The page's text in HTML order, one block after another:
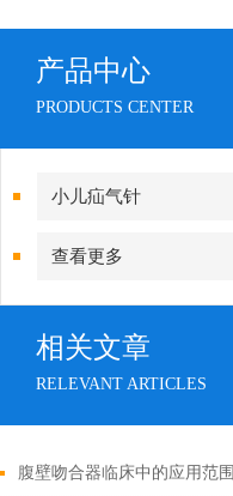
产品中心
PRODUCTS CENTER
小儿疝气针
查看更多
相关文章
RELEVANT ARTICLES
腹壁吻合器临床中的应用范围